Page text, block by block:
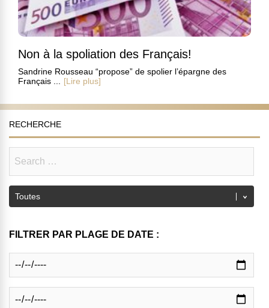
Non à la spoliation des Français!
Sandrine Rousseau “propose” de spolier l’épargne des
Français ...
[Lire plus]
RECHERCHE
FILTRER PAR PLAGE DE DATE :